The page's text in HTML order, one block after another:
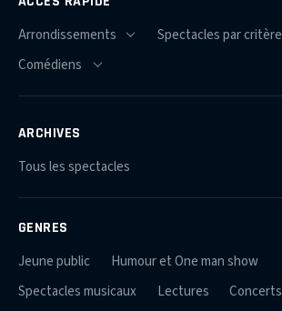
ARCHIVES
Tous les spectacles
GENRES
Jeune public
Humour et One man show
Spectacles musicaux
Lectures
Concerts